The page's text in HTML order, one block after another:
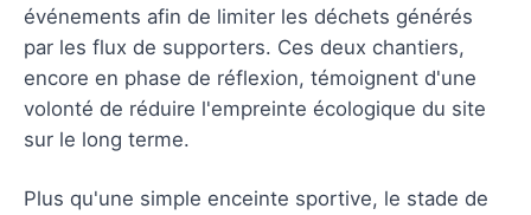
événements afin de limiter les déchets générés
par les flux de supporters. Ces deux chantiers,
encore en phase de réflexion, témoignent d'une
volonté de réduire l'empreinte écologique du site
sur le long terme.
Plus qu'une simple enceinte sportive, le stade de